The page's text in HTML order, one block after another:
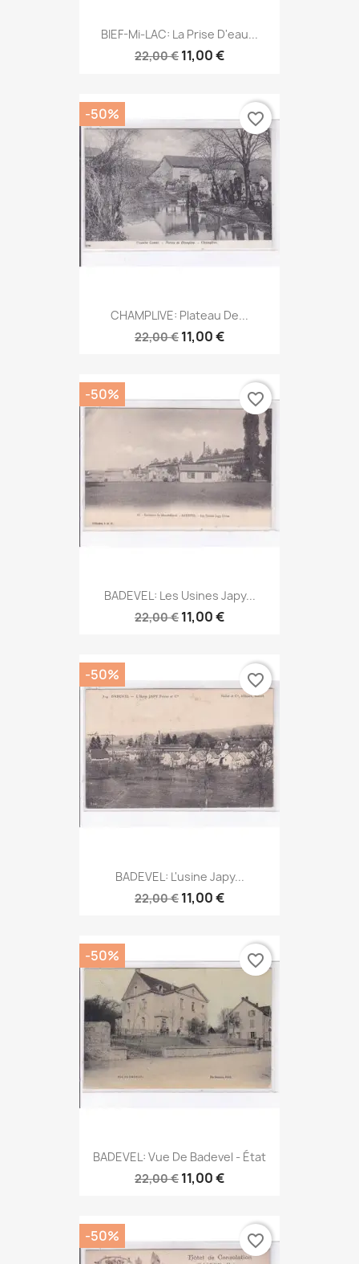
BIEF-Mi-LAC: La Prise D'eau...
22,00 € 11,00 €
CHAMPLIVE: Plateau De...
22,00 € 11,00 €
-50% favorite_border
BADEVEL: Les Usines Japy...
22,00 € 11,00 €
-50% favorite_border
BADEVEL: L'usine Japy...
22,00 € 11,00 €
-50% favorite_border
BADEVEL: Vue De Badevel - État
22,00 € 11,00 €
-50% favorite_border
-50% favorite_border